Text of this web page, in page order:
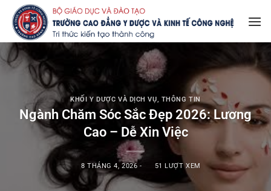
qua
dung
KHỐI Y DƯỢC VÀ DỊCH VỤ, THÔNG TIN
Ngành Chăm Sóc Sắc Đẹp 2026: Lương
Cao – Dễ Xin Việc
8 THÁNG 4, 2026 - 51 LƯỢT XEM